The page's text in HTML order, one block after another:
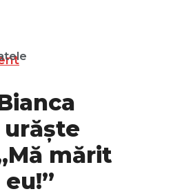
urăște
mărit